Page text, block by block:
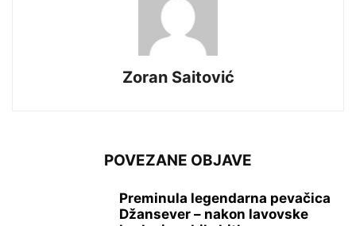
Zoran Saitović
POVEZANE OBJAVE
Preminula legendarna pevačica
Džansever – nakon lavovske